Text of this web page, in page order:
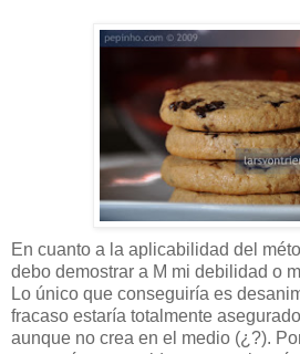
En cuanto a la aplicabilidad del
debo demostrar a M mi debilidad o
Lo único que conseguiría es
fracaso estaría totalmente
aunque no crea en el medio (¿?).